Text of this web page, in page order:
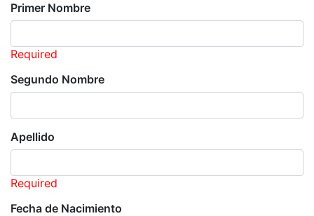
Primer Nombre
Required
Segundo Nombre
Apellido
Required
Fecha de Nacimiento